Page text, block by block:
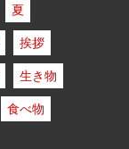
夏
挨拶
生き物
食べ物